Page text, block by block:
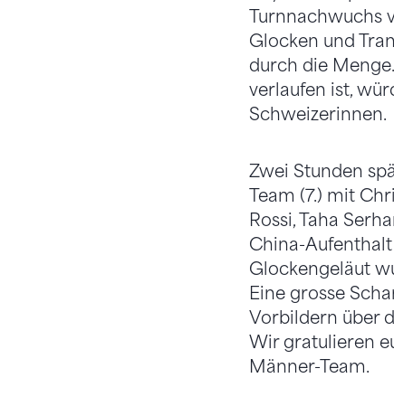
Turnnachwuchs
Glocken und
durch die
verlaufen ist,
Schweizerinnen.
Zwei Stunden
Team (7.) mit
Rossi, Taha
China-
Glockengeläut
Eine grosse
Vorbildern über
Wir gratulieren
Männer-Team.